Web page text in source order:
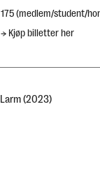
175 (medlem/student/
→ Kjøp billetter her
Larm(2023)